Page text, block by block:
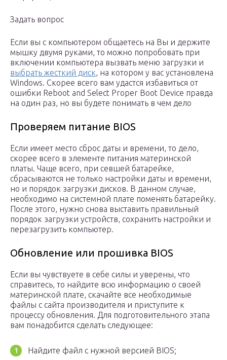
Задать вопрос
Если вы с компьютером общаетесь на Вы и держите
мышку двумя руками, то можно попробовать при
включении компьютера вызвать меню загрузки и
выбрать жесткий диск, на котором у вас установлена
Windows. Скорее всего вам удастся избавиться от
ошибки Reboot and Select Proper Boot Device правда
на один раз, но вы будете понимать в чем дело
Проверяем питание BIOS
Если имеет место сброс даты и времени, то дело,
скорее всего в элементе питания материнской
платы. Чаще всего, при севшей батарейке,
сбрасываются не только настройки даты и времени,
но и порядок загрузки дисков. В данном случае,
необходимо на системной плате поменять батарейку.
После этого, нужно снова выставить правильный
порядок загрузки устройств, сохранить настройки и
перезагрузить компьютер.
Обновление или прошивка BIOS
Если вы чувствуете в себе силы и уверены, что
справитесь, то найдите всю информацию о своей
материнской плате, скачайте все необходимые
файлы с сайта производителя и приступите к
процессу обновления. Для подготовительного этапа
вам понадобится сделать следующее:
Найдите файл с нужной версией BIOS;